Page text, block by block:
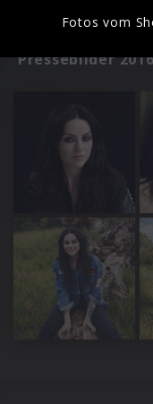
Pressebilder
Fotos vom